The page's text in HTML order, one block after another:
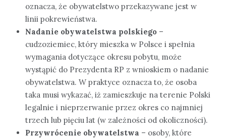
oznacza, że obywatelstwo przekazywane jest w
linii pokrewieństwa.
Nadanie obywatelstwa polskiego –
cudzoziemiec, który mieszka w Polsce i spełnia
wymagania dotyczące okresu pobytu, może
wystąpić do Prezydenta RP z wnioskiem o nadanie
obywatelstwa. W praktyce oznacza to, że osoba
taka musi wykazać, iż zamieszkuje na terenie Polski
legalnie i nieprzerwanie przez okres co najmniej
trzech lub pięciu lat (w zależności od okoliczności).
Przywrócenie obywatelstwa – osoby, które